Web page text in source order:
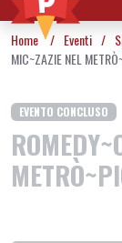
Home / Eventi /
MIC~ZAZIE NEL
EVENTO CONCLUSO